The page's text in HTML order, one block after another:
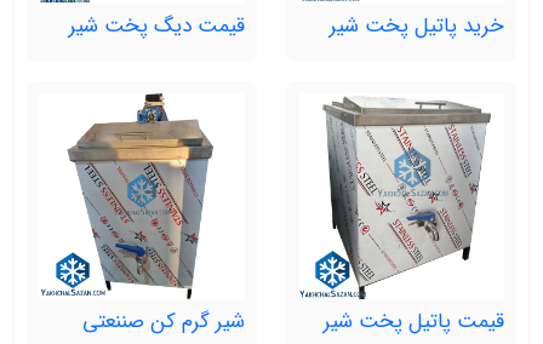
خرید پاتیل پخت شیر قیمت دیگ پخت شیر
قیمت پاتیل پخت شیر شیر گرم کن صننعتی